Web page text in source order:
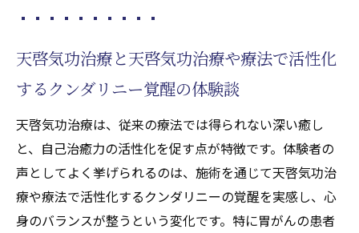
天啓気功治療と天啓気功治療や療法で活性化
するクンダリニー覚醒の体験談
天啓気功治療は、従来の療法では得られない深い癒し
と、自己治癒力の活性化を促す点が特徴です。体験者の
声としてよく挙げられるのは、施術を通じて天啓気功治
療や療法で活性化するクンダリニーの覚醒を実感し、心
身のバランスが整うという変化です。特に胃がんの患者